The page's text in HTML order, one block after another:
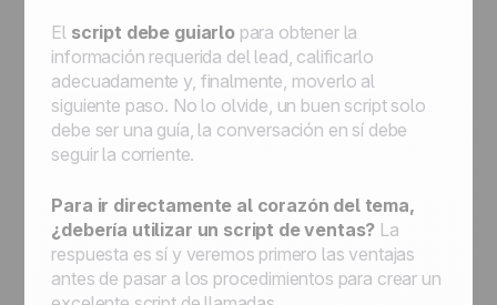
Cómo empezar con la automatización:
automatice los flujos de trabajo para
optimizar los procesos
El script debe guiarlopara obtener la
información requerida del lead, calificarlo
adecuadamente y, finalmente, moverlo al
siguiente paso. No lo olvide, un buen script solo
debe ser una guía, la conversación en sí debe
seguir la corriente.
Para ir directamente al corazón del tema,
¿debería utilizar un script de ventas? La
respuesta es sí y veremos primero las ventajas
antes de pasar a los procedimientos para crear un